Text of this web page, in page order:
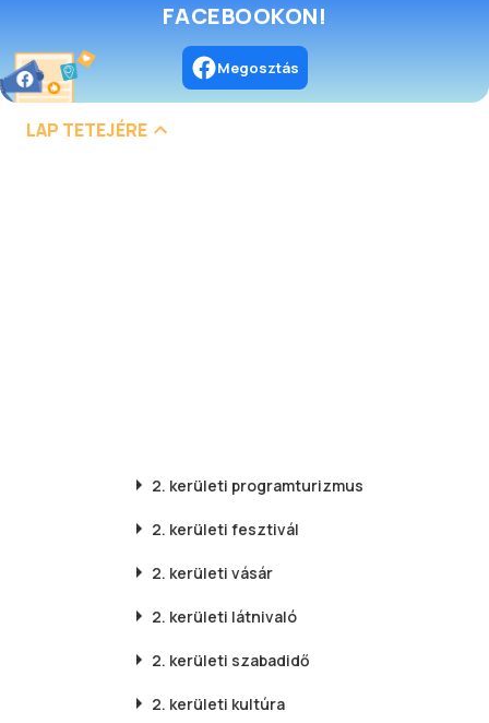
FACEBOOKON!
Megosztás
LAP TETEJÉRE
2. kerületi programturizmus
2. kerületi fesztivál
2. kerületi vásár
2. kerületi látnivaló
2. kerületi szabadidő
2. kerületi kultúra